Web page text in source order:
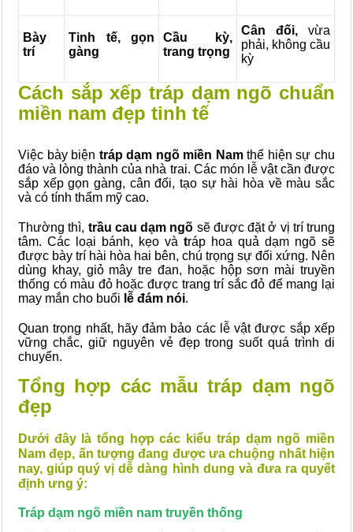
Bày
trí
Tinh tế, gọn
gàng
Cầu kỳ,
trang trọng
Cân đối, vừa
phải, không cầu
kỳ
Cách sắp xếp tráp dạm ngõ chuẩn
miền nam đẹp tinh tế
Việc bày biện tráp dạm ngõ miền Namthể hiện sự chu
đáo và lòng thành của nhà trai. Các món lễ vật cần được
sắp xếp gọn gàng, cân đối, tạo sự hài hòa về màu sắc
và có tính thẩm mỹ cao.
Thường thì, trầu cau dạm ngõ sẽ được đặt ở vị trí trung
tâm. Các loại bánh, kẹo và tráp hoa quả dạm ngõ sẽ
được bày trí hài hòa hai bên, chú trọng sự đối xứng. Nên
dùng khay, giỏ mây tre đan, hoặc hộp sơn mài truyền
thống có màu đỏ hoặc được trang trí sắc đỏ để mang lại
may mắn cho buổi lễ đám nói.
Quan trọng nhất, hãy đảm bảo các lễ vật được sắp xếp
vững chắc, giữ nguyên vẻ đẹp trong suốt quá trình di
chuyển.
Tổng hợp các mẫu tráp dạm ngõ
đẹp
Dưới đây là tổng hợp các kiểu tráp dạm ngõ miền
Nam đẹp, ấn tượng đang được ưa chuộng nhất hiện
nay, giúp quý vị dễ dàng hình dung và đưa ra quyết
định ưng ý:
Tráp dạm ngõ miền nam truyền thống